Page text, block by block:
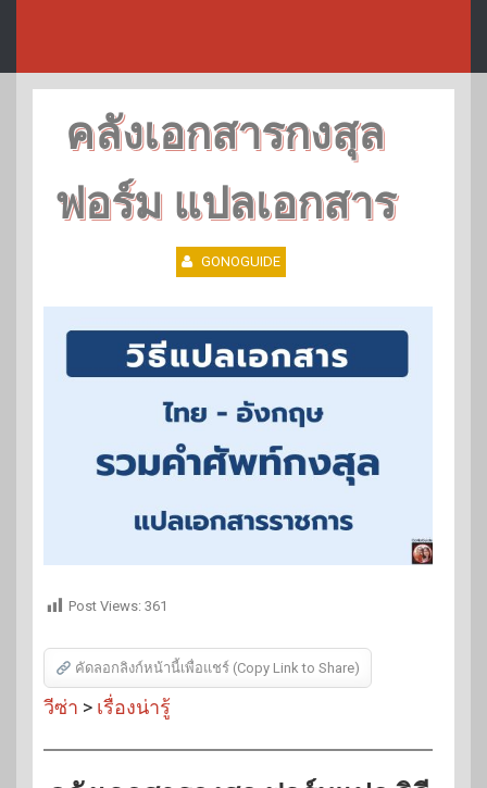
คลังเอกสารกงสุล
ฟอร์ม แปลเอกสาร
GONOGUIDE
Post Views: 361
คัดลอกลิงก์หน้านี้เพื่อแชร์ (Copy Link to Share)
วีซ่า > เรื่องน่ารู้